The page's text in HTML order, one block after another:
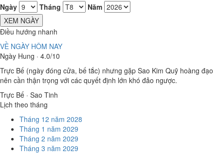
Ngày
Tháng
Năm
XEM NGÀY
Điều hướng nhanh
VỀ NGÀY HÔM NAY
Ngày Hung · 4.0/10
Trực Bế (ngày đóng cửa, bế tắc) nhưng gặp Sao Kim Quỹ hoàng đạo
nên cần thận trọng với các quyết định lớn khó đảo ngược.
Trực Bế · Sao Tinh
Lịch theo tháng
Tháng 12 năm 2028
Tháng 1 năm 2029
Tháng 2 năm 2029
Tháng 3 năm 2029